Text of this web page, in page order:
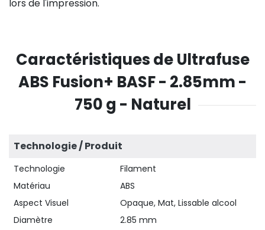
lors de l'impression.
Caractéristiques de Ultrafuse
ABS Fusion+ BASF - 2.85mm -
750 g - Naturel
Technologie / Produit
Technologie
Filament
Matériau
ABS
Aspect Visuel
Opaque, Mat, Lissable alcool
Diamètre
2.85 mm